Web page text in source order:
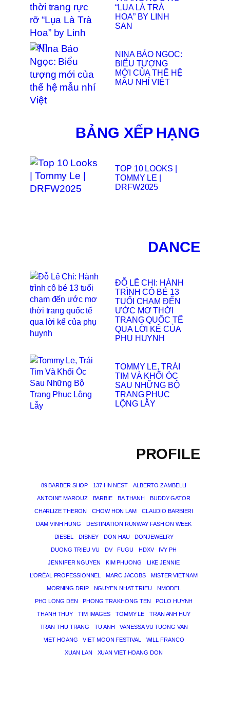
“LỤA LÀ TRÀ
HOA” BY LINH
SAN
NINA BẢO NGỌC:
BIỂU TƯỢNG
MỚI CỦA THẾ HỆ
MẪU NHÍ VIỆT
BẢNG XẾP HẠNG
TOP 10 LOOKS |
TOMMY LE |
DRFW2025
DANCE
ĐỖ LÊ CHI: HÀNH
TRÌNH CÔ BÉ 13
TUỔI CHẠM ĐẾN
ƯỚC MƠ THỜI
TRANG QUỐC TẾ
QUA LỜI KỂ CỦA
PHỤ HUYNH
TOMMY LE, TRÁI
TIM VÀ KHỐI ÓC
SAU NHỮNG BỘ
TRANG PHỤC
LỘNG LẪY
PROFILE
89 BARBER SHOP 137 HN NEST ALBERTO ZAMBELLI
ANTOINE MAROUZ BARBIE BA THANH BUDDY GATOR
CHARLIZE THERON CHOW HON LAM CLAUDIO BARBIERI
DAM VINH HUNG DESTINATION RUNWAY FASHION WEEK
DIESEL DISNEY DON HAU DONJEWELRY
DUONG TRIEU VU DV FUGU HDXV IVY PH
JENNIFER NGUYEN KIM PHUONG LIKE JENNIE
L’ORÉAL PROFESSIONNEL MARC JACOBS MISTER VIETNAM
MORNING DRIP NGUYEN NHAT TRIEU NMODEL
PHO LONG DEN PHONG TRA KHONG TEN POLO HUYNH
THANH THUY TIM IMAGES TOMMY LE TRAN ANH HUY
TRAN THU TRANG TU ANH VANESSA VU TUONG VAN
VIET HOANG VIET MOON FESTIVAL WILL FRANCO
XUAN LAN XUAN VIET HOANG DON